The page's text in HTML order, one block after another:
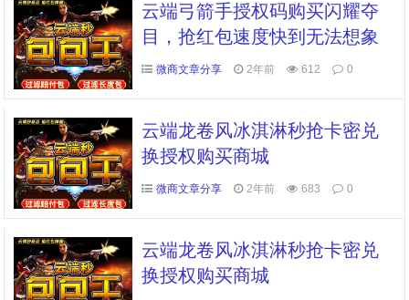
云端弓箭手授权码购买闪耀夺
目，抢红包速度快到无法想象
微商文章分享 2年前 612 0
云端龙卷风冰淇淋秒抢卡密兑
换授权购买商城
微商文章分享 2年前 683 0
云端龙卷风冰淇淋秒抢卡密兑
换授权购买商城